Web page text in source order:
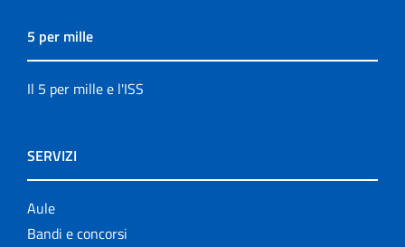
5 per mille
Il 5 per mille e l'ISS
SERVIZI
Aule
Bandi e concorsi